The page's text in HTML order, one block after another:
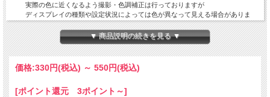
実際の色に近くなるよう撮影・色調補正は行っておりますが
ディスプレイの種類や設定状況によっては色が異なって見える場合がありま
す。
【ご注文数量と商品サイズについて】
・50 x 110 cm 以外の商品
全て掲載サイズにてカットされております。
複数枚でご注文を頂いても繋がった状態の商品でのお届けとはなりません。
・50 x 110 cm の商品
▼ 商品説明の続きを見る ▼
価格:330円(税込) ～ 550円(税込)
[ポイント還元 3ポイント～]